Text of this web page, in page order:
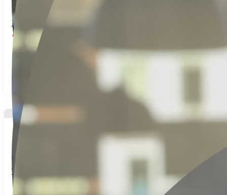
Propriété située entre AUMALE et FORMERIE
Abancourt
2Chambre(s) Salles de bains 104m² Surface
PROPRIETE AVEC 2 MAISONS, GRANGE et
TERRAIN
Morvillers saint saturnin